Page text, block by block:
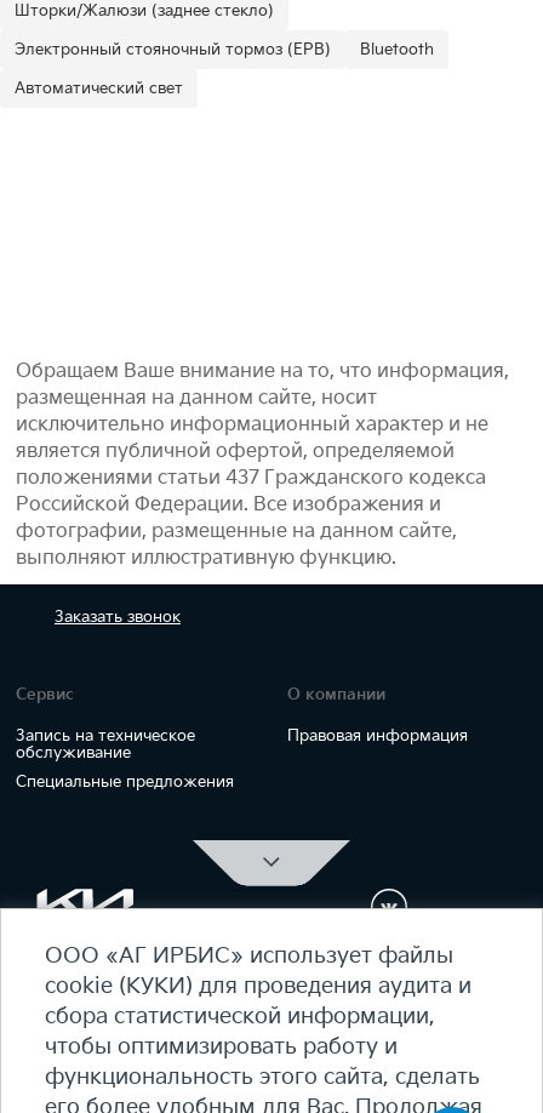
Шторки/Жалюзи (заднее стекло)
Электронный стояночный тормоз (EPB)
Bluetooth
Автоматический свет
Обращаем Ваше внимание на то, что информация,
размещенная на данном сайте, носит
исключительно информационный характер и не
является публичной офертой, определяемой
положениями статьи 437 Гражданского кодекса
Российской Федерации. Все изображения и
фотографии, размещенные на данном сайте,
выполняют иллюстративную функцию.
Заказать звонок
Сервис
Запись на техническое
обслуживание
Специальные предложения
О компании
Правовая информация
ОФИЦИАЛЬНЫЙ ДИЛЕР Kia Ирбис
ежедневно 09:00 - 21:00
7 (495) 476-39-64
Карта сайта
ООО «АГ ИРБИС» использует файлы
cookie (КУКИ) для проведения аудита и
сбора статистической информации,
чтобы оптимизировать работу и
функциональность этого сайта, сделать
его более удобным для Вас. Продолжая